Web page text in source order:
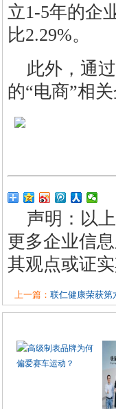
立1-5年的企
比2.29%。
此外，通
的“电商”相
声明：以
更多企业信
其观点或证
上一篇： 联仁健康荣获第